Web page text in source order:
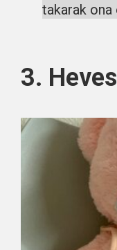
takarak ona
3.